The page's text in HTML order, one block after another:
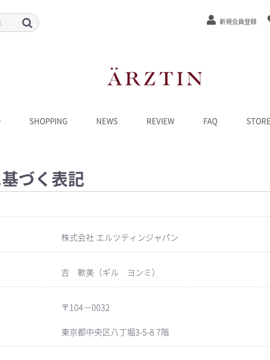
新規会員登録
SHOPPING NEWS REVIEW FAQ STORE
づく表記
株式会社 エルツティンジャパン
吉 軟美（ギル ヨンミ）
〒104－0032
東京都中央区八丁堀3-5-8 7階